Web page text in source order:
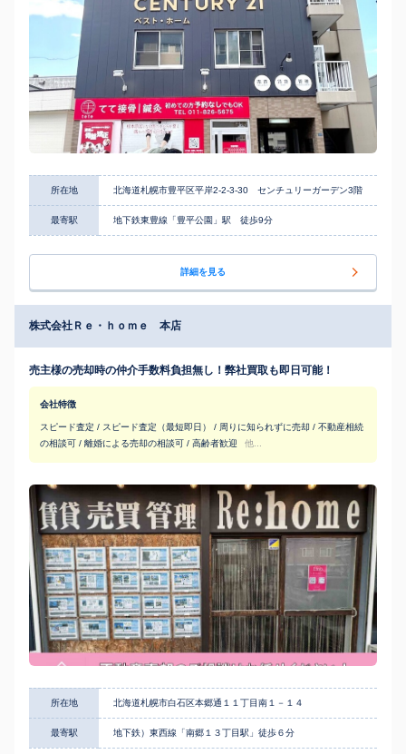
所在地 北海道札幌市豊平区平岸2-2-3-30 センチュリーガーデン3階
最寄駅 地下鉄東豊線「豊平公園」駅 徒歩9分
詳細を見る
株式会社Ｒｅ・ｈｏｍｅ 本店
売主様の売却時の仲介手数料負担無し！弊社買取も即日可能！
会社特徴
スピード査定 / スピード査定（最短即日） / 周りに知られずに売却 / 不動産相続
の相談可 / 離婚による売却の相談可 / 高齢者歓迎
他...
所在地 北海道札幌市白石区本郷通１１丁目南１－１４
最寄駅 地下鉄）東西線「南郷１３丁目駅」徒歩６分